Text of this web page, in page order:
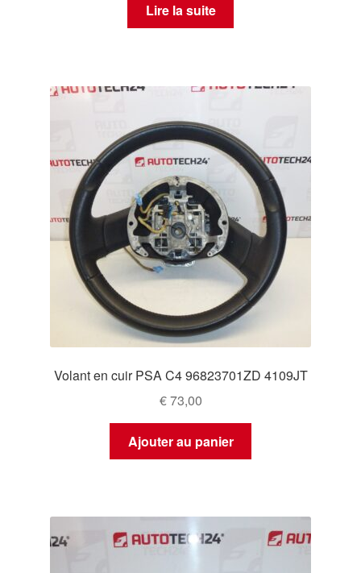
Lire la suite
Volant en cuir PSA C4 96823701ZD 4109JT
€73,00
Ajouter au panier